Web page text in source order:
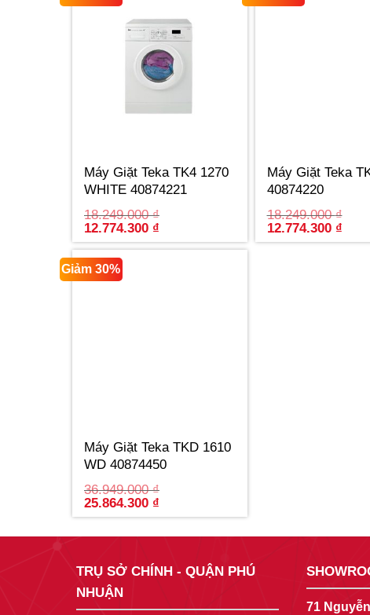
Máy Giặt Teka TK4 1270
WHITE 40874221
18.249.000₫
Original
price
was:
18.249.000 ₫.
12.774.300 ₫
price
is:
Máy Giặt Teka
40874220
18.249.000₫
Original
price
12.774.300 ₫
price
Giảm 30%
Máy Giặt Teka TKD 1610
WD 40874450
36.949.000₫
Original
price
25.864.300 ₫
price
TRỤ SỞ CHÍNH - QUẬN PHÚ
NHUẬN
71